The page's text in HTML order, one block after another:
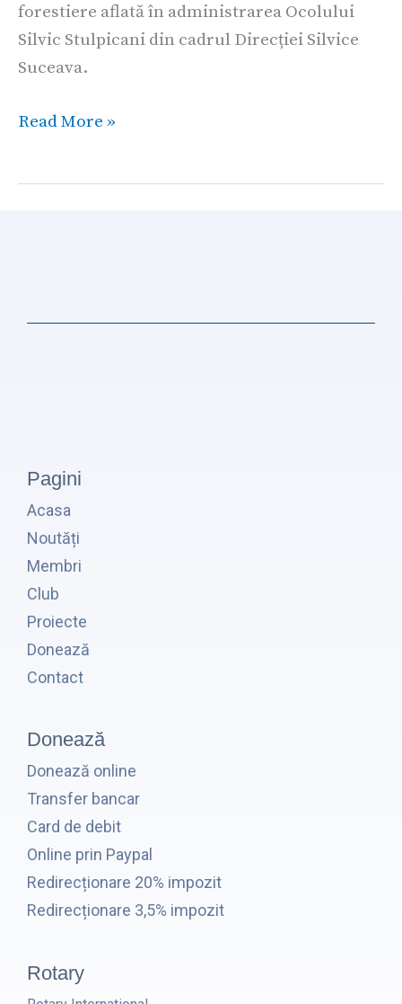
forestiere aflată în administrarea Ocolului
Silvic Stulpicani din cadrul Direcției Silvice
Suceava.
Read More »
Pagini
Acasa
Noutăți
Membri
Club
Proiecte
Donează
Contact
Donează
Donează online
Transfer bancar
Card de debit
Online prin Paypal
Redirecționare 20% impozit
Redirecționare 3,5% impozit
Rotary